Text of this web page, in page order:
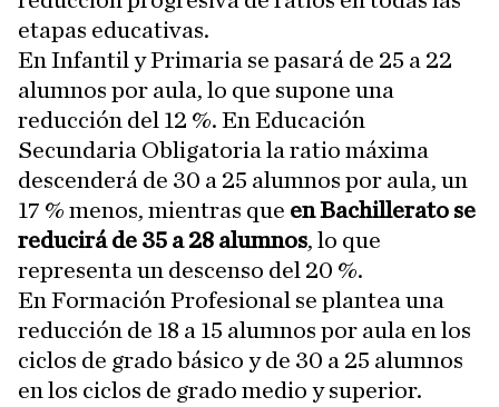
etapas educativas.
En Infantil y Primaria se pasará de 25 a 22
alumnos por aula, lo que supone una
reducción del 12 %. En Educación
Secundaria Obligatoria la ratio máxima
descenderá de 30 a 25 alumnos por aula, un
17 % menos, mientras que en Bachillerato se
reducirá de 35 a 28 alumnos, lo que
representa un descenso del 20 %.
En Formación Profesional se plantea una
reducción de 18 a 15 alumnos por aula en los
ciclos de grado básico y de 30 a 25 alumnos
en los ciclos de grado medio y superior.